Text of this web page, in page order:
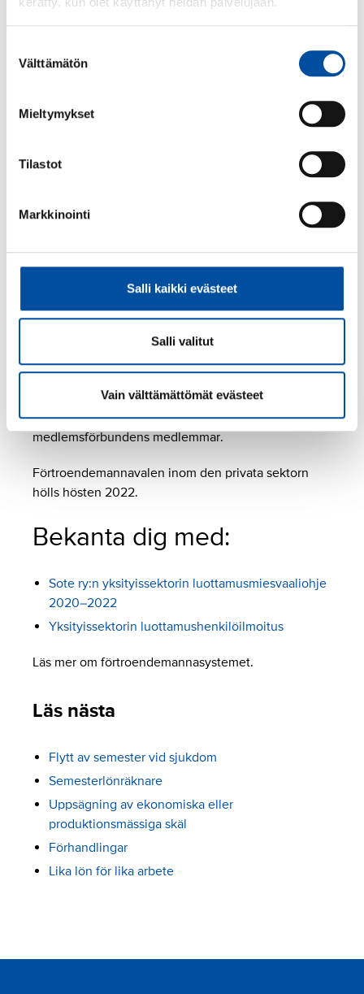
valinta
Välttämätön
Mieltymykset
Tilastot
Markkinointi
Salli kaikki evästeet
Salli valitut
Vain välttämättömät evästeet
På välfärdsområden och inom kommunsektorn har
anordnar utbildningar och evenemang för sina
Den privata socialservicebranschen (
Hälso- och sjukvårdsbranschen (TPTES)
Arbetshälsoinstitutet
På den privata sektorn har Sote rf gemensamma
förtroendemän (SuPer, ERTO och Tehy). SuPer och
Sote rf anordnar utbildningar och evenemang för
medlemsförbundens medlemmar.
Förtroendemannavalen inom den privata sektorn
hölls hösten 2022.
Bekanta dig med:
Sote ry:n yksityissektorin luottamusmiesvaaliohje
2020–2022
Yksityissektorin luottamushenkilöilmoitus
Läs mer om förtroendemannasystemet.
Läs nästa
Flytt av semester vid sjukdom
Semesterlönräknare
Uppsägning av ekonomiska eller
produktionsmässiga skäl
Förhandlingar
Lika lön för lika arbete